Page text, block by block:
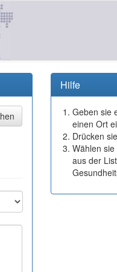
Hilfe
Geben sie
einen Ort
Drücken
Wählen
aus der